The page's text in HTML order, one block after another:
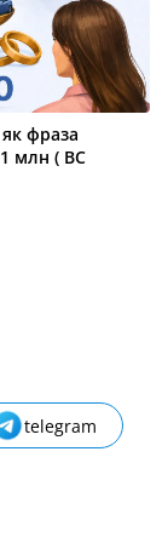
фраза
млн ( ВС
telegram